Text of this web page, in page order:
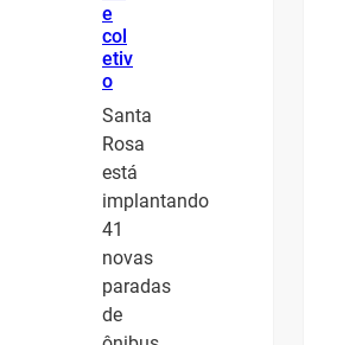
e
col
etiv
o
Santa
Rosa
está
implantando
41
novas
paradas
de